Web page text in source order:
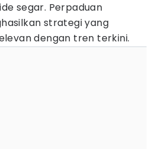
segar. Perpaduan
strategi yang
dengan tren terkini.